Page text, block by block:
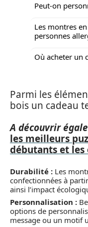
Peut-on
Les montres
personnes
Où acheter un
Parmi les
bois un cadeau
A découvrir
les meilleurs
débutants et les
Durabilité : Les
confectionnées à
ainsi l’impact
Personnalisation :
options de
message ou un motif